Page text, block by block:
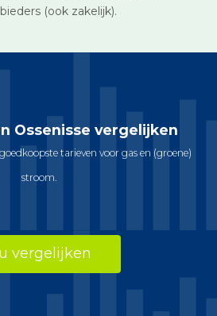
(ook zakelijk).
Ossenisse vergelijken
tarieven voor gas en (groene)
stroom.
vergelijken